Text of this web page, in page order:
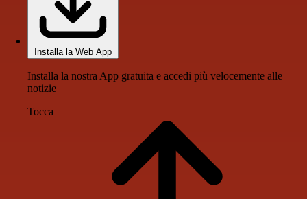
Installa la Web App
Installa la nostra App gratuita e accedi più velocemente alle
notizie
Tocca